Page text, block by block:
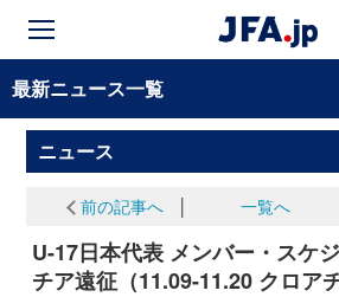
最新ニュース一覧
ニュース
前の記事へ 一覧へ
U-17日本代表 メンバー・スケ
チア遠征（11.09-11.20 クロア